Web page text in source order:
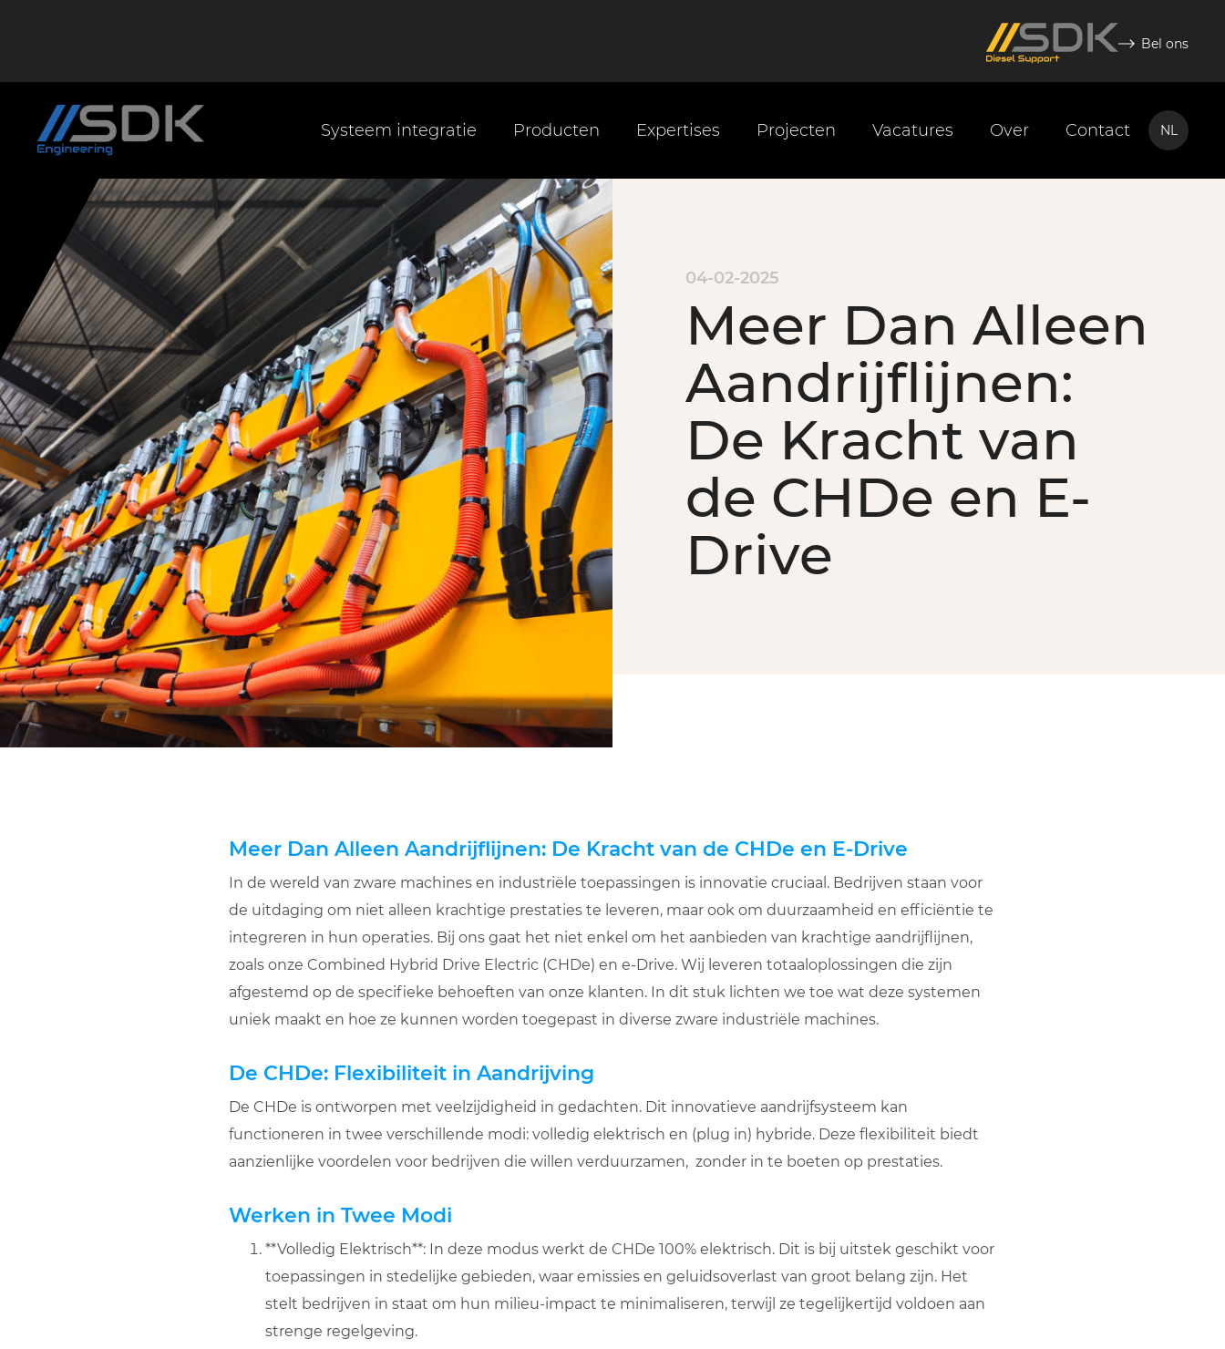
Bel ons
Systeem integratie Producten Expertises Projecten Vacatures Over Contact NL
04-02-2025
Meer Dan Alleen
Aandrijflijnen:
De Kracht van
de CHDe en E-
Drive
Meer Dan Alleen Aandrijflijnen: De Kracht van de CHDe en E-Drive
In de wereld van zware machines en industriële toepassingen is innovatie cruciaal. Bedrijven staan voor
de uitdaging om niet alleen krachtige prestaties te leveren, maar ook om duurzaamheid en efficiëntie te
integreren in hun operaties. Bij ons gaat het niet enkel om het aanbieden van krachtige aandrijflijnen,
zoals onze Combined Hybrid Drive Electric (CHDe) en e-Drive. Wij leveren totaaloplossingen die zijn
afgestemd op de specifieke behoeften van onze klanten. In dit stuk lichten we toe wat deze systemen
uniek maakt en hoe ze kunnen worden toegepast in diverse zware industriële machines.
De CHDe: Flexibiliteit in Aandrijving
De CHDe is ontworpen met veelzijdigheid in gedachten. Dit innovatieve aandrijfsysteem kan
functioneren in twee verschillende modi: volledig elektrisch en (plug in) hybride. Deze flexibiliteit biedt
aanzienlijke voordelen voor bedrijven die willen verduurzamen, zonder in te boeten op prestaties.
Werken in Twee Modi
**Volledig Elektrisch**: In deze modus werkt de CHDe 100% elektrisch. Dit is bij uitstek geschikt voor
toepassingen in stedelijke gebieden, waar emissies en geluidsoverlast van groot belang zijn. Het
stelt bedrijven in staat om hun milieu-impact te minimaliseren, terwijl ze tegelijkertijd voldoen aan
strenge regelgeving.